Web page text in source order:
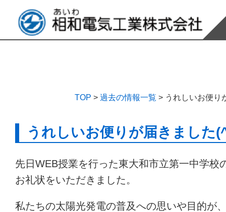
TOP > 過去の情報一覧 > うれしいお便り
うれしいお便りが届きました
先日WEB授業を行った東大和市立第一中学校
お礼状をいただきました。
私たちの太陽光発電の普及への思いや目的が